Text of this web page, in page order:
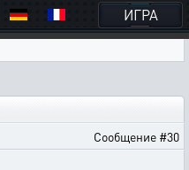
ИГРА
Сообщение #30